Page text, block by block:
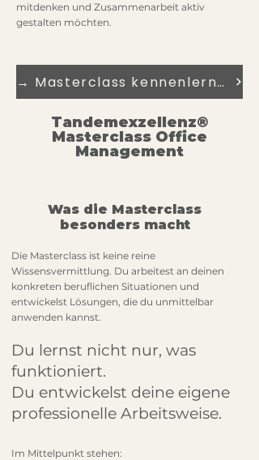
mitdenken und Zusammenarbeit aktiv
gestalten möchten.
→ Masterclass kennenlernen
Tandemexzellenz®
Masterclass Office
Management
Was die Masterclass
besonders macht
Die Masterclass ist keine reine
Wissensvermittlung. Du arbeitest an deinen
konkreten beruflichen Situationen und
entwickelst Lösungen, die du unmittelbar
anwenden kannst.
Du lernst nicht nur, was
funktioniert.
Du entwickelst deine eigene
professionelle Arbeitsweise.
Im Mittelpunkt stehen: